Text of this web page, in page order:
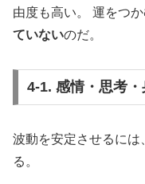
由度も高い。 運をつ
ていないのだ。
4-1. 感情・思考
波動を安定させるに
る。